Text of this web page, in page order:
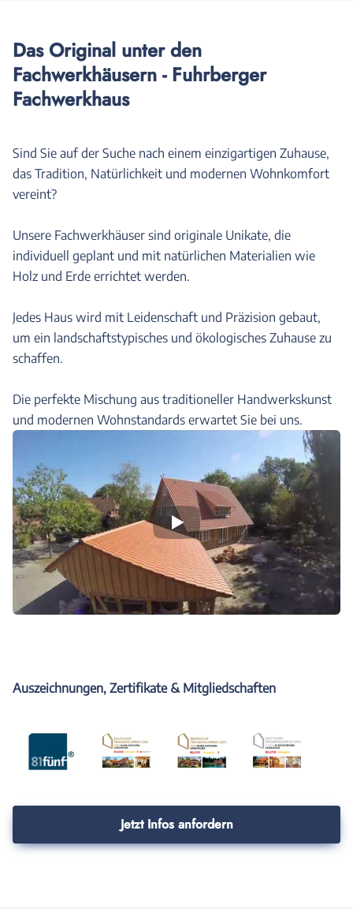
Das Original unter den
Fachwerkhäusern - Fuhrberger
Fachwerkhaus
Sind Sie auf der Suche nach einem einzigartigen Zuhause,
das Tradition, Natürlichkeit und modernen Wohnkomfort
vereint?
Unsere Fachwerkhäuser sind originale Unikate, die
individuell geplant und mit natürlichen Materialien wie
Holz und Erde errichtet werden.
Jedes Haus wird mit Leidenschaft und Präzision gebaut,
um ein landschaftstypisches und ökologisches Zuhause zu
schaffen.
Die perfekte Mischung aus traditioneller Handwerkskunst
und modernen Wohnstandards erwartet Sie bei uns.
Auszeichnungen, Zertifikate & Mitgliedschaften
Jetzt Infos anfordern